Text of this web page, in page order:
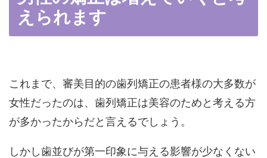
えられます
これまで、審美目的の歯列矯正の患者様の大多数が
女性だったのは、歯列矯正は美容のためと考える方
が多かったからだと言えるでしょう。
しかし歯並びが第一印象に与える影響が少なくない